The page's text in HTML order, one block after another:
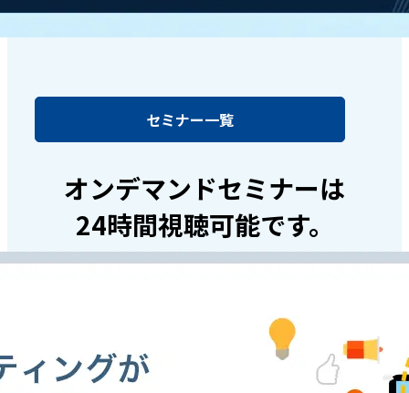
セミナー一覧
オンデマンドセミナーは
24時間視聴可能です。